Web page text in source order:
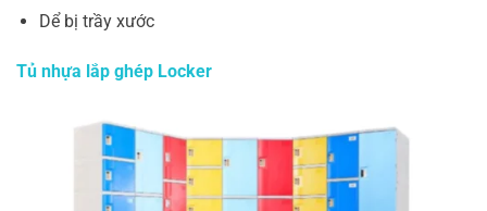
Dể bị trầy xước
Tủ nhựa lắp ghép Locker